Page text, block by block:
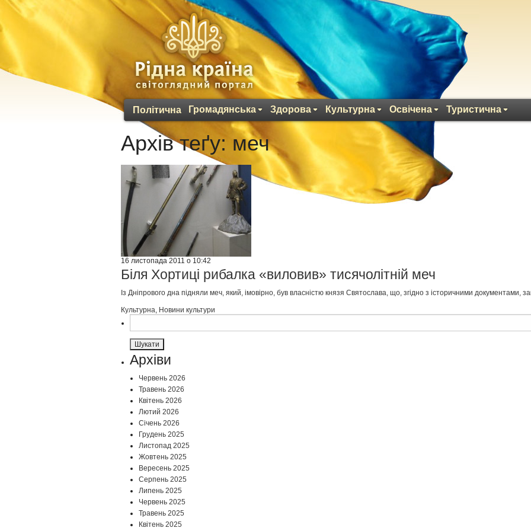
Політична Громадянська Здорова Культурна Освічена Туристична
Архів теґу: меч
16 листопада 2011 о 10:42
Біля Хортиці рибалка «виловив» тисячолітній меч
Із Дніпрового дна підняли меч, який, імовірно, був власністю князя Святослава, що, згідно з історичними документами,
Культурна, Новини культури
Архіви
Червень 2026
Травень 2026
Квітень 2026
Лютий 2026
Січень 2026
Грудень 2025
Листопад 2025
Жовтень 2025
Вересень 2025
Серпень 2025
Липень 2025
Червень 2025
Травень 2025
Квітень 2025